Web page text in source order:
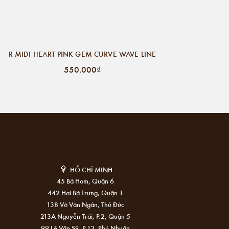
R MIDI HEART PINK GEM CURVE WAVE LINE
550.000₫
HỒ CHÍ MINH
45 Bà Hom, Quận 6
442 Hai Bà Trưng, Quận 1
138 Võ Văn Ngân, Thủ Đức
213A Nguyễn Trãi, P.2, Quận 5